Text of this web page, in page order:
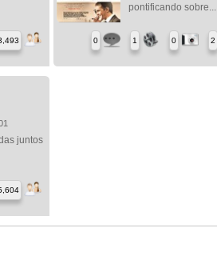
pontificando sobre...
0 1 0 2
juntos